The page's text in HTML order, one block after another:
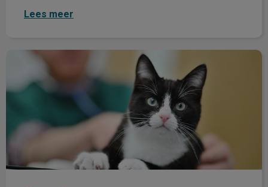
Lees meer
Operatie